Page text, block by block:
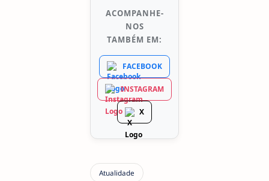
ACOMPANHE-
NOS
TAMBÉM EM:
FACEBOOK
INSTAGRAM
X